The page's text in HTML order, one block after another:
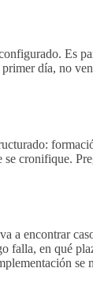
Es
día, no
cronifique.
encontrar
falla, en
se